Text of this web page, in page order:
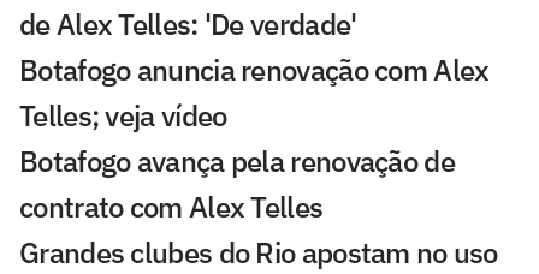
de Alex Telles: 'De verdade'
Botafogo anuncia renovação com Alex
Telles; veja vídeo
Botafogo avança pela renovação de
contrato com Alex Telles
Grandes clubes do Rio apostam no uso